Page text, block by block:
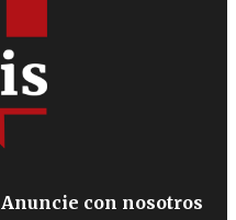
Anuncie con nosotros